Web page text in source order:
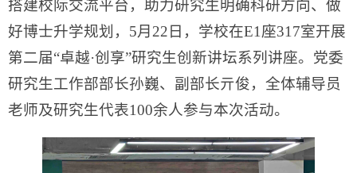
搭建校际交流平台，助力研究生明确科研方向、做
好博士升学规划，5月22日，学校在E1座317室开展
第二届“卓越·创享”研究生创新讲坛系列讲座。党委
研究生工作部部长孙巍、副部长亓俊，全体辅导员
老师及研究生代表100余人参与本次活动。